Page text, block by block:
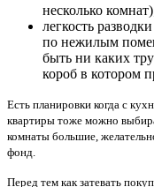
несколько
легкость
по нежилым
быть ни каких
короб в котором
Есть планировки когда с
квартиры тоже можно
комнаты большие,
фонд.
Перед тем как затевать